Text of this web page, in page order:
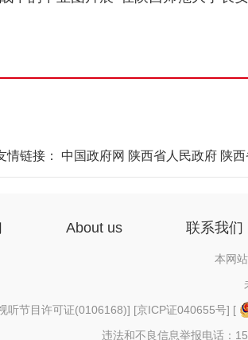
情链接： 中国政府网 陕西省人民政府 陕
About us 联系我们
本网
听节目许可证(0106168)] [京ICP证040655号] [
违法和不良信息举报电话：